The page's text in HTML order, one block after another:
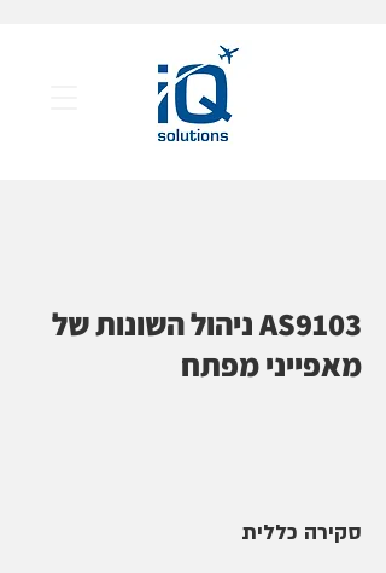
AS9103 ניהול השונות של
מאפייני מפתח
סקירה כללית